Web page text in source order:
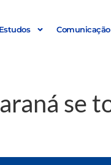
Estudos Comunicação
se